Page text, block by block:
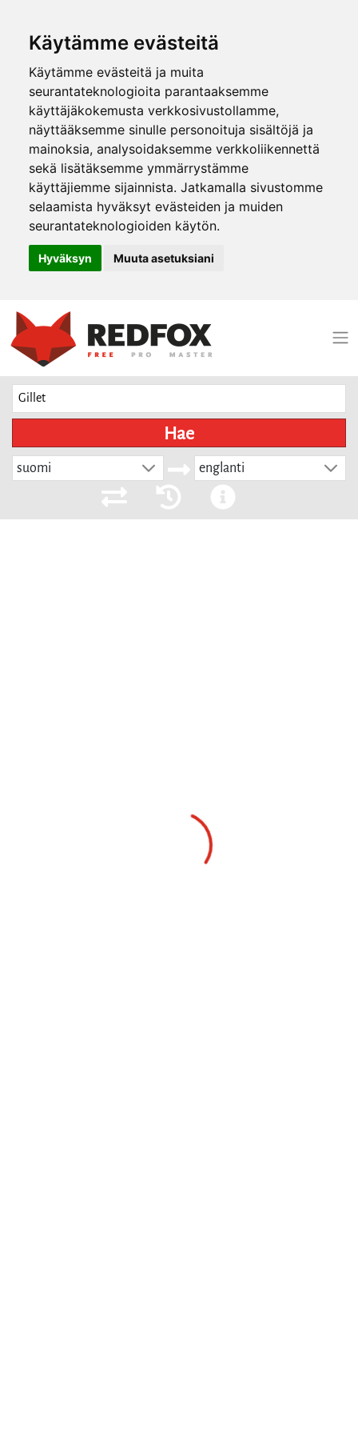
Käytämme evästeitä
Käytämme evästeitä ja muita
seurantateknologioita parantaaksemme
käyttäjäkokemusta verkkosivustollamme,
näyttääksemme sinulle personoituja sisältöjä ja
mainoksia, analysoidaksemme verkkoliikennettä
sekä lisätäksemme ymmärrystämme
käyttäjiemme sijainnista. Jatkamalla sivustomme
selaamista hyväksyt evästeiden ja muiden
seurantateknologioiden käytön.
Hyväksyn Muuta asetuksiani
Hae
suomi englanti